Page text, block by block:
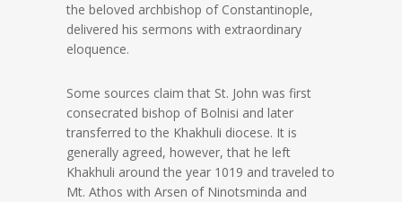
the beloved archbishop of Constantinople,
delivered his sermons with extraordinary
eloquence.
Some sources claim that St. John was first
consecrated bishop of Bolnisi and later
transferred to the Khakhuli diocese. It is
generally agreed, however, that he left
Khakhuli around the year 1019 and traveled to
Mt. Athos with Arsen of Ninotsminda and